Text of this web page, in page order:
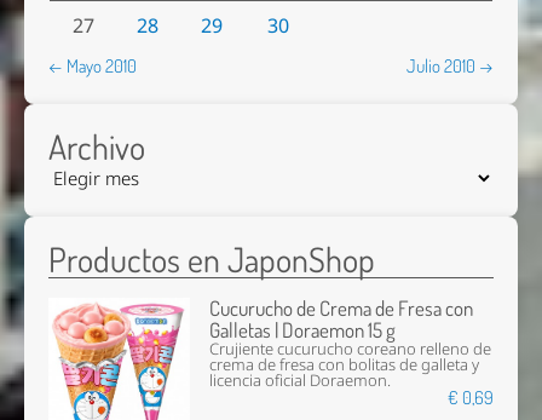
27
28 29 30
← Mayo 2010 Julio 2010 →
Archivo
Productos en JaponShop
Cucurucho de Crema de Fresa con
Galletas | Doraemon 15 g
Crujiente cucurucho coreano relleno de
crema de fresa con bolitas de galleta y
licencia oficial Doraemon.
€ 0,69